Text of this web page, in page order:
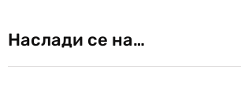
Наслади се на…